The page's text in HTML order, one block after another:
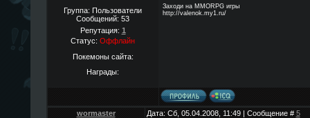
Группа: Пользователи
Сообщений: 53
Репутация: 1
Статус: Оффлайн
Покемоны сайта:
Награды:
Заходи на MMORPG игры
http://valenok.my1.ru/
wormaster Дата: Сб, 05.04.2008, 11:49 | Сообщение # 5